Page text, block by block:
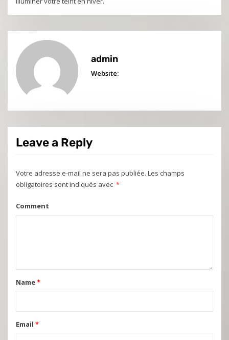
admin
Website:
Leave a Reply
Votre adresse e-mail ne sera pas publiée. Les champs
obligatoires sont indiqués avec *
Comment
Name*
Email *